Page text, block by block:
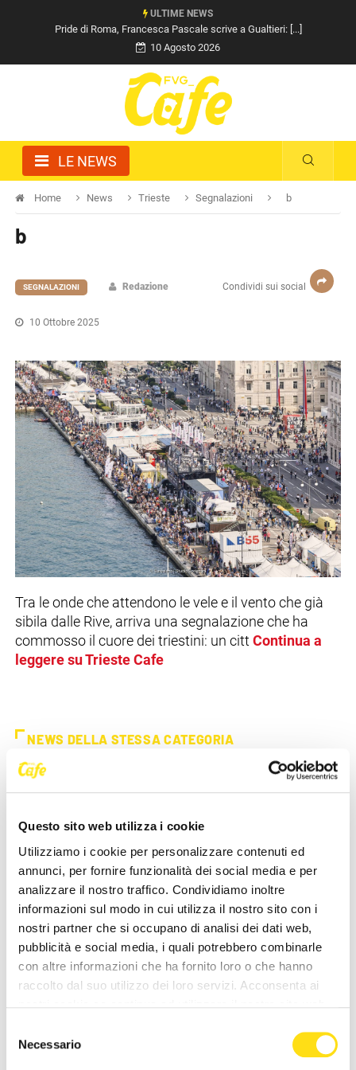
Questo sito web utilizza i cookie
Utilizziamo i cookie per personalizzare contenuti ed
annunci, per fornire funzionalità dei social media e per
analizzare il nostro traffico. Condividiamo inoltre
informazioni sul modo in cui utilizza il nostro sito con i
nostri partner che si occupano di analisi dei dati web,
pubblicità e social media, i quali potrebbero combinarle
con altre informazioni che ha fornito loro o che hanno
raccolto dal suo utilizzo dei loro servizi. Acconsenta ai
delNecessario
ULTIME NEWS
Pride di Roma, Francesca Pascale scrive a Gualtieri: [...]
10 Agosto 2026
LE NEWS
Home News Trieste Segnalazioni b
b
Condividi sui social
SEGNALAZIONI Redazione
10 Ottobre 2025
Tra le onde che attendono le vele e il vento che già
sibila dalle Rive, arriva una segnalazione che ha
commosso il cuore dei triestini: un citt Continua a
leggere su Trieste Cafe
NEWS DELLA STESSA CATEGORIA
SEGNALAZIONI
Trieste, allarme viabilità in
via Costalunga: “Slalom tra
auto parcheggiate e [...]
25 Maggio 2026
SEGNALAZIONI
Cane smarrito a Cattinara:
appello per ritrovare Dea